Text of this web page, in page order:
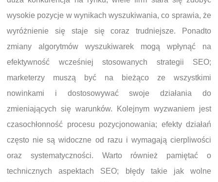
wysokie pozycje w wynikach wyszukiwania, co sprawia, że
wyróżnienie się staje się coraz trudniejsze. Ponadto
zmiany algorytmów wyszukiwarek mogą wpłynąć na
efektywność wcześniej stosowanych strategii SEO;
marketerzy muszą być na bieżąco ze wszystkimi
nowinkami i dostosowywać swoje działania do
zmieniających się warunków. Kolejnym wyzwaniem jest
czasochłonność procesu pozycjonowania; efekty działań
często nie są widoczne od razu i wymagają cierpliwości
oraz systematyczności. Warto również pamiętać o
technicznych aspektach SEO; błędy takie jak wolne